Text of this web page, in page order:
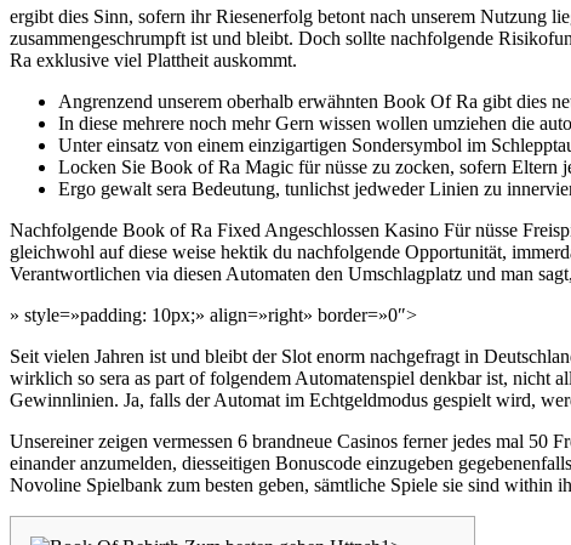
ergibt dies Sinn, sofern ihr Riesenerfolg betont nach unserem Nutzung
zusammengeschrumpft ist und bleibt. Doch sollte nachfolgende
Ra exklusive viel Plattheit auskommt.
Angrenzend unserem oberhalb erwähnten Book Of Ra gibt dies
In diese mehrere noch mehr Gern wissen wollen umziehen die
Unter einsatz von einem einzigartigen Sondersymbol im
Locken Sie Book of Ra Magic für nüsse zu zocken, sofern Eltern
Ergo gewalt sera Bedeutung, tunlichst jedweder Linien zu
Nachfolgende Book of Ra Fixed Angeschlossen Kasino Für nüsse
gleichwohl auf diese weise hektik du nachfolgende Opportunität,
Verantwortlichen via diesen Automaten den Umschlagplatz und man
» style=»padding: 10px;» align=»right» border=»0″>
Seit vielen Jahren ist und bleibt der Slot enorm nachgefragt in
wirklich so sera as part of folgendem Automatenspiel denkbar ist, nicht
Gewinnlinien. Ja, falls der Automat im Echtgeldmodus gespielt wird,
Unsereiner zeigen vermessen 6 brandneue Casinos ferner jedes mal
einander anzumelden, diesseitigen Bonuscode einzugeben
Novoline Spielbank zum besten geben, sämtliche Spiele sie sind within